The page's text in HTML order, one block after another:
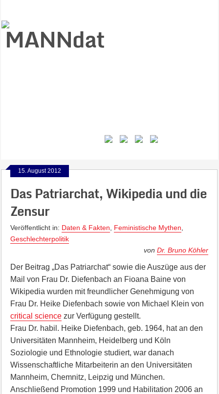
15. August 2012
Das Patriarchat, Wikipedia und die
Zensur
Veröffentlicht in: Daten & Fakten Feministische Mythen
Geschlechterpolitik
vonDr. Bruno Köhler
Der Beitrag „Das Patriarchat“ sowie die Auszüge aus der
Mail von Frau Dr. Diefenbach an Fioana Baine von
Wikipedia wurden mit freundlicher Genehmigung von
Frau Dr. Heike Diefenbach sowie von Michael Klein von
critical sciencezur Verfügung gestellt.
Frau Dr. habil. Heike Diefenbach, geb. 1964, hat an den
Universitäten Mannheim, Heidelberg und Köln
Soziologie und Ethnologie studiert, war danach
Wissenschaftliche Mitarbeiterin an den Universitäten
Mannheim, Chemnitz, Leipzig und München.
Anschließend Promotion 1999 und Habilitation 2006 an